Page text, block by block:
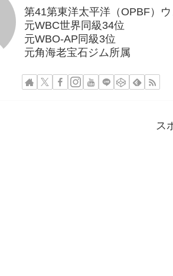
第41第東洋太平洋（OPBF）
元WBC世界同級34位
元WBO-AP同級3位
元角海老宝石ジム所属
ス